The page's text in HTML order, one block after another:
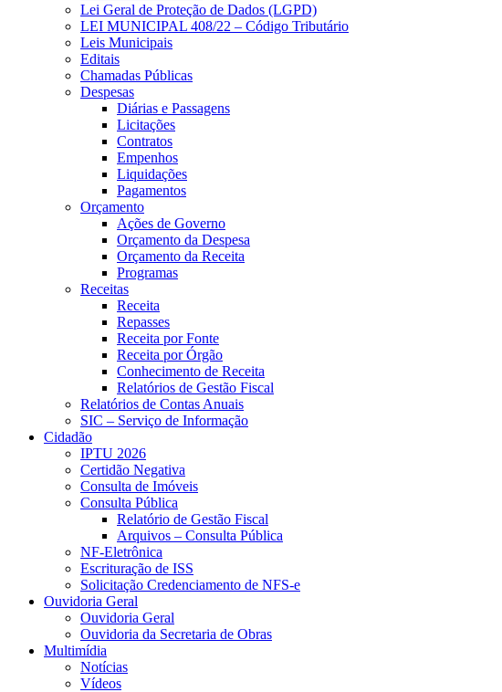
Lei Geral de Proteção de Dados (LGPD)
LEI MUNICIPAL 408/22 – Código Tributário
Leis Municipais
Editais
Chamadas Públicas
Despesas
Diárias e Passagens
Licitações
Contratos
Empenhos
Liquidações
Pagamentos
Orçamento
Ações de Governo
Orçamento da Despesa
Orçamento da Receita
Programas
Receitas
Receita
Repasses
Receita por Fonte
Receita por Órgão
Conhecimento de Receita
Relatórios de Gestão Fiscal
Relatórios de Contas Anuais
SIC – Serviço de Informação
Cidadão
IPTU 2026
Certidão Negativa
Consulta de Imóveis
Consulta Pública
Relatório de Gestão Fiscal
Arquivos – Consulta Pública
NF-Eletrônica
Escrituração de ISS
Solicitação Credenciamento de NFS-e
Ouvidoria Geral
Ouvidoria Geral
Ouvidoria da Secretaria de Obras
Multimídia
Notícias
Vídeos